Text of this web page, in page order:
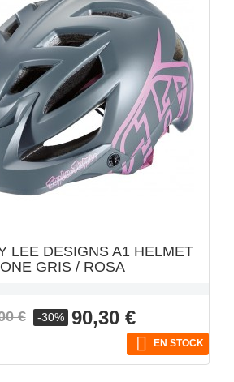
LEE DESIGNS A1 HELMET
GRIS / ROSA
€ -30% Precio
90,30 €
 EN STOCK
VISTA RÁPIDA